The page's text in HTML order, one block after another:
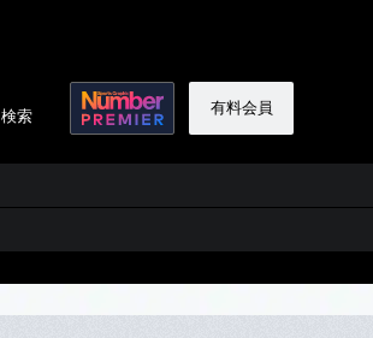
検索 有料会員